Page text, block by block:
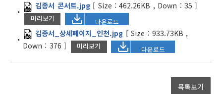
김종서 콘서트.jpg [ Size :462.26KB , Down : 35 ]
미리보기 다운로드
김종서_상세페이지_인천.jpg [ Size :933.73KB ,
Down : 376 ] 미리보기 다운로드
목록보기